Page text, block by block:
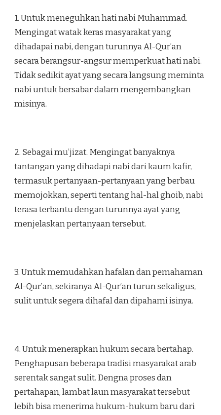
1. Untuk meneguhkan hati nabi Muhammad.
Mengingat watak keras masyarakat yang
dihadapai nabi, dengan turunnya Al-Qur’an
secara berangsur-angsur memperkuat hati nabi.
Tidak sedikit ayat yang secara langsung meminta
nabi untuk bersabar dalam mengembangkan
misinya.
2. Sebagai mu’jizat. Mengingat banyaknya
tantangan yang dihadapi nabi dari kaum kafir,
termasuk pertanyaan-pertanyaan yang berbau
memojokkan, seperti tentang hal-hal ghoib, nabi
terasa terbantu dengan turunnya ayat yang
menjelaskan pertanyaan tersebut.
3. Untuk memudahkan hafalan dan pemahaman
Al-Qur’an, sekiranya Al-Qur’an turun sekaligus,
sulit untuk segera dihafal dan dipahami isinya.
4. Untuk menerapkan hukum secara bertahap.
Penghapusan beberapa tradisi masyarakat arab
serentak sangat sulit. Dengna proses dan
pertahapan, lambat laun masyarakat tersebut
lebih bisa menerima hukum-hukum baru dari